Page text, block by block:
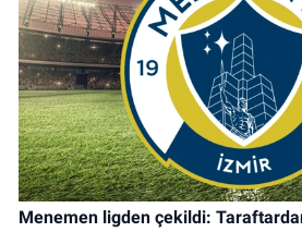
Menemen ligden çekildi: